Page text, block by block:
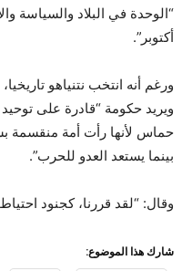
أكتوبر”.
ورغم أنه انتخب نتنياهو
ويريد حكومة “قادرة على
حماس لأنها رأت أمة منقسمة
بينما يستعد العدو للحرب”.
وقال: “لقد قررنا، كجنود
شارك هذا الموضوع: